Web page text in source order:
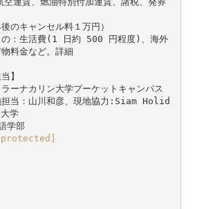
のキャンセル料１万円）
の：生活費(1 日約 500 円程度)、海外
料金など。詳細
】
ーナカリン大学プーケットキャンパス
担当：山川和彦、現地協力:Siam Holid
学
学部